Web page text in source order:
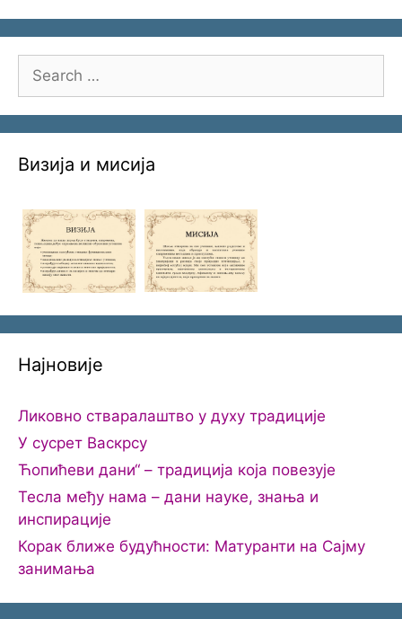
for:
Визија и мисија
Најновије
Ликовно стваралаштво у духу традиције
У сусрет Васкрсу
Ћопићеви дани“ – традиција која повезује
Тесла међу нама – дани науке, знања и
инспирације
Корак ближе будућности: Матуранти на Сајму
занимања